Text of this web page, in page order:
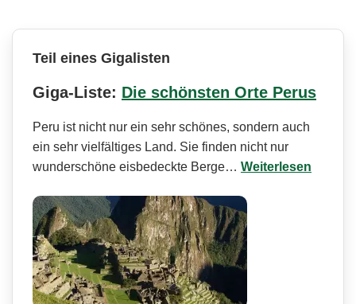
Teil eines Gigalisten
Giga-Liste: Die schönsten Orte Perus
Peru ist nicht nur ein sehr schönes, sondern auch
ein sehr vielfältiges Land. Sie finden nicht nur
wunderschöne eisbedeckte Berge… Weiterlesen